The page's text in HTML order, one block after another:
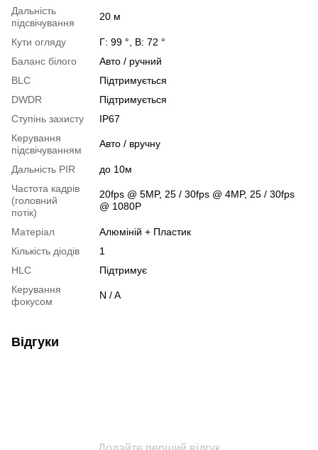
Дальність
підсвічування
20 м
Кути огляду
Г: 99 °, В: 72 °
Баланс білого
Авто / ручний
BLC
Підтримується
DWDR
Підтримується
Ступінь захисту
IP67
Керування
підсвічуванням
Авто / вручну
Дальність PIR
до 10м
Частота кадрів
(головний
потік)
20fps @ 5MP, 25 / 30fps @ 4MP, 25 / 30fps
@ 1080P
Матеріал
Алюміній + Пластик
Кількість діодів
1
HLC
Підтримує
Керування
фокусом
N / A
Відгуки